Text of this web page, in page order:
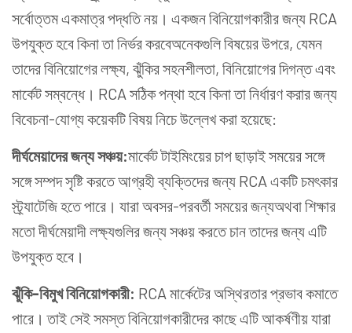
সর্বোত্তম একমাত্র পদ্ধতি নয়। একজন বিনিয়োগকারীর জন্য RCA
উপযুক্ত হবে কিনা তা নির্ভর করবেঅনেকগুলি বিষয়ের উপরে, যেমন
তাদের বিনিয়োগের লক্ষ্য, ঝুঁকির সহনশীলতা, বিনিয়োগের দিগন্ত এবং
মার্কেট সম্বন্ধে। RCA সঠিক পন্থা হবে কিনা তা নির্ধারণ করার জন্য
বিবেচনা-যোগ্য কয়েকটি বিষয় নিচে উল্লেখ করা হয়েছে:
দীর্ঘমেয়াদের জন্যসঞ্চয়:মার্কেট টাইমিংয়ের চাপ ছাড়াই সময়ের সঙ্গে
সঙ্গে সম্পদ সৃষ্টি করতে আগ্রহী ব্যক্তিদের জন্য RCA একটি চমৎকার
স্ট্র্যাটেজি হতে পারে। যারা অবসর-পরবর্তী সময়ের জন্যঅথবা শিক্ষার
মতো দীর্ঘমেয়াদী লক্ষ্যগুলির জন্য সঞ্চয় করতে চান তাদের জন্য এটি
উপযুক্ত হবে।
ঝুঁকি-বিমুখবিনিয়োগকারী: RCA মার্কেটের অস্থিরতার প্রভাব কমাতে
পারে। তাই সেই সমস্ত বিনিয়োগকারীদের কাছে এটি আকর্ষণীয় যারা